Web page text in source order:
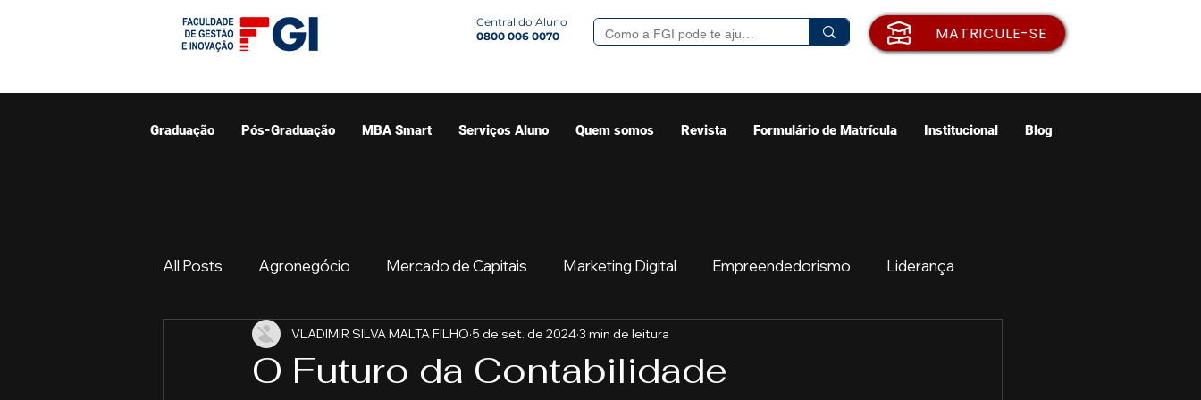
Central do Aluno
0800 006 0070
MATRICULE-SE
Graduação Pós-Graduação MBA Smart Serviços Aluno Quem somos Revista Formulário de Matrícula Institucional Blog
All Posts Agronegócio Mercado de Capitais Marketing Digital Empreendedorismo Liderança
Graduação Resumo do Mercado Sua comunidade Começar
O Futuro da Contabilidade
VLADIMIR SILVA MALTA FILHO 5 de set. de 20243 min de leitura